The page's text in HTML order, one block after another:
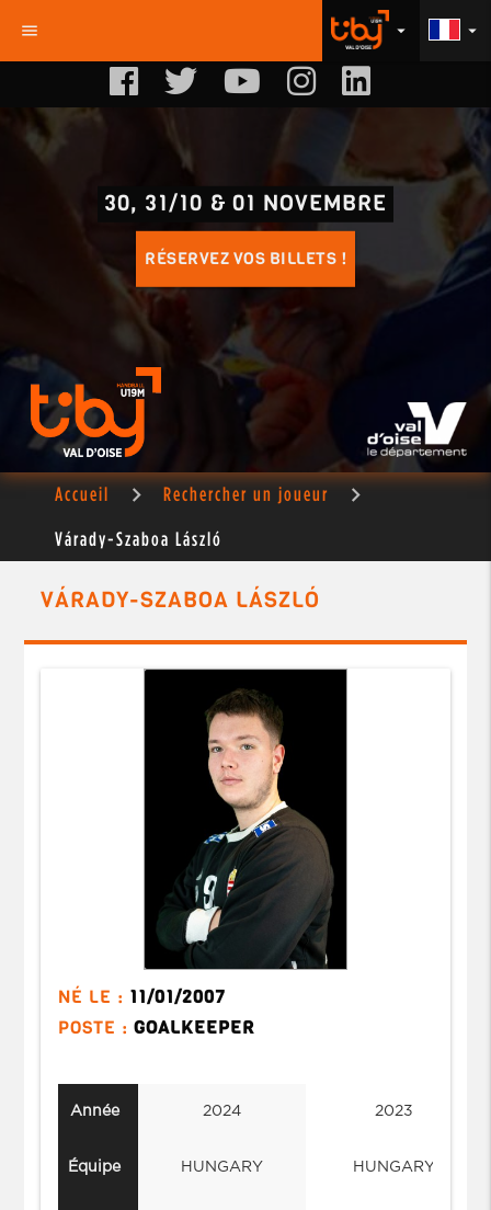
menu arrow_drop_down
arrow_drop_down
30, 31/10 & 01 NOVEMBRE
RÉSERVEZ VOS BILLETS !
Accueil Rechercher un joueur
Várady-Szaboa László
VÁRADY-SZABOA LÁSZLÓ
NÉ LE : 11/01/2007
POSTE :GOALKEEPER
Année
Équipe
2024
HUNGARY
2023
HUNGARY